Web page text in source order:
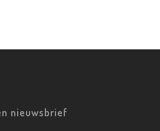
nieuwsbrief